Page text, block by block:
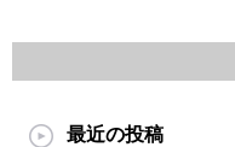
最近の投稿